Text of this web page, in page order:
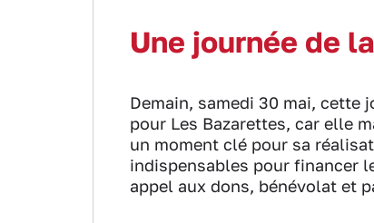
Une journée de
Demain, samedi 30 mai, cette
pour Les Bazarettes, car elle
un moment clé pour sa
indispensables pour financer
appel aux dons, bénévolat et